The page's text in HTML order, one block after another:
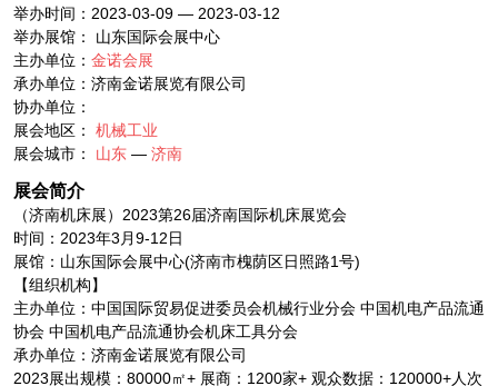
举办时间：2023-03-09 — 2023-03-12
举办展馆： 山东国际会展中心
主办单位： 金诺会展
承办单位：济南金诺展览有限公司
协办单位：
展会地区： 机械工业
展会城市： 山东 — 济南
展会简介
（济南机床展）2023第26届济南国际机床展览会
时间：2023年3月9-12日
展馆：山东国际会展中心(济南市槐荫区日照路1号)
【组织机构】
主办单位：中国国际贸易促进委员会机械行业分会 中国机电产品流通
协会 中国机电产品流通协会机床工具分会
承办单位：济南金诺展览有限公司
2023展出规模：80000㎡+ 展商：1200家+ 观众数据：120000+人次